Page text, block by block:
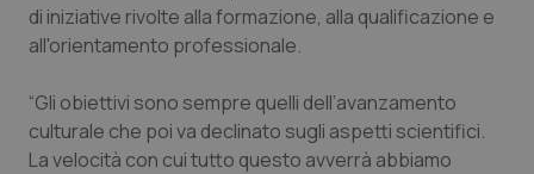
Provincia Autonoma di Trento
Puglia
Sardegna
Ipertensione & Scompenso
Malattie rare
Malattia di Crohn & Rettocolite Ulcerosa
di iniziative rivolte alla formazione, alla qualificazione e
all'orientamento professionale.
“Gli obiettivi sono sempre quelli dell’avanzamento
culturale che poi va declinato sugli aspetti scientifici.
La velocità con cui tutto questo avverrà abbiamo